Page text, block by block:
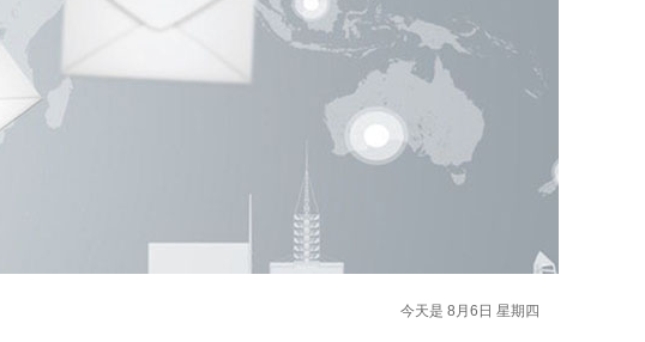
今天是 8月6日 星期四